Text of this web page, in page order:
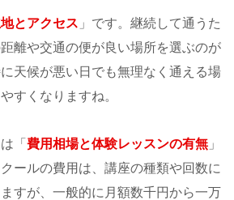
とアクセス 」です。継続して通うた
離や交通の便が良い場所を選ぶのが
天候が悪い日でも無理なく通える場
すくなりますね。
「 費用相場と体験レッスンの有無 」
ールの費用は、講座の種類や回数に
すが、一般的に月額数千円から一万